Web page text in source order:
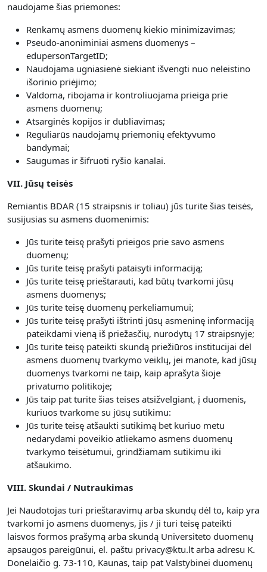
naudojame šias priemones:
Renkamų asmens duomenų kiekio minimizavimas;
Pseudo-anoniminiai asmens duomenys –
edupersonTargetID;
Naudojama ugniasienė siekiant išvengti nuo neleistino
išorinio priėjimo;
Valdoma, ribojama ir kontroliuojama prieiga prie
asmens duomenų;
Atsarginės kopijos ir dubliavimas;
Reguliarūs naudojamų priemonių efektyvumo
bandymai;
Saugumas ir šifruoti ryšio kanalai.
VII. Jūsų teisės
Remiantis BDAR (15 straipsnis ir toliau) jūs turite šias teisės,
susijusias su asmens duomenimis:
Jūs turite teisę prašyti prieigos prie savo asmens
duomenų;
Jūs turite teisę prašyti pataisyti informaciją;
Jūs turite teisę prieštarauti, kad būtų tvarkomi jūsų
asmens duomenys;
Jūs turite teisę duomenų perkeliamumui;
Jūs turite teisę prašyti ištrinti jūsų asmeninę informaciją
pateikdami vieną iš priežasčių, nurodytų 17 straipsnyje;
Jūs turite teisę pateikti skundą priežiūros institucijai dėl
asmens duomenų tvarkymo veiklų, jei manote, kad jūsų
duomenys tvarkomi ne taip, kaip aprašyta šioje
privatumo politikoje;
Jūs taip pat turite šias teises atsižvelgiant, į duomenis,
kuriuos tvarkome su jūsų sutikimu:
Jūs turite teisę atšaukti sutikimą bet kuriuo metu
nedarydami poveikio atliekamo asmens duomenų
tvarkymo teisėtumui, grindžiamam sutikimu iki
atšaukimo.
VIII. Skundai / Nutraukimas
Jei Naudotojas turi prieštaravimų arba skundų dėl to, kaip yra
tvarkomi jo asmens duomenys, jis / ji turi teisę pateikti
laisvos formos prašymą arba skundą Universiteto duomenų
apsaugos pareigūnui, el. paštu privacy@ktu.lt arba adresu K.
Donelaičio g. 73-110, Kaunas, taip pat Valstybinei duomenų